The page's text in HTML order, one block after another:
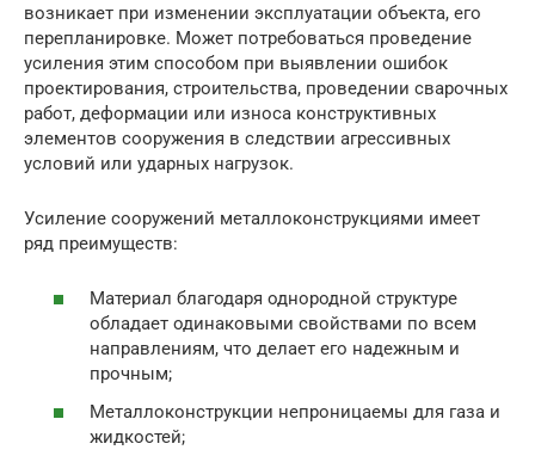
возникает при изменении эксплуатации объекта, его
перепланировке. Может потребоваться проведение
усиления этим способом при выявлении ошибок
проектирования, строительства, проведении сварочных
работ, деформации или износа конструктивных
элементов сооружения в следствии агрессивных
условий или ударных нагрузок.
Усиление сооружений металлоконструкциями имеет
ряд преимуществ:
Материал благодаря однородной структуре
обладает одинаковыми свойствами по всем
направлениям, что делает его надежным и
прочным;
Металлоконструкции непроницаемы для газа и
жидкостей;